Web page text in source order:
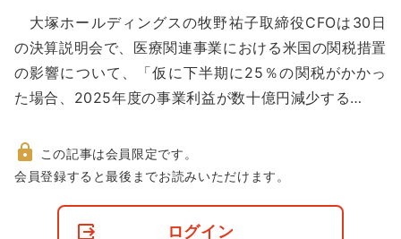
動
大塚ホールディングスの牧野祐子取締役CFOは30日
の決算説明会で、医療関連事業における米国の関税措置
の影響について、「仮に下半期に25％の関税がかかっ
た場合、2025年度の事業利益が数十億円減少する…
非
この記事は会員限定です。
会員登録すると最後までお読みいただけます。
ログイン